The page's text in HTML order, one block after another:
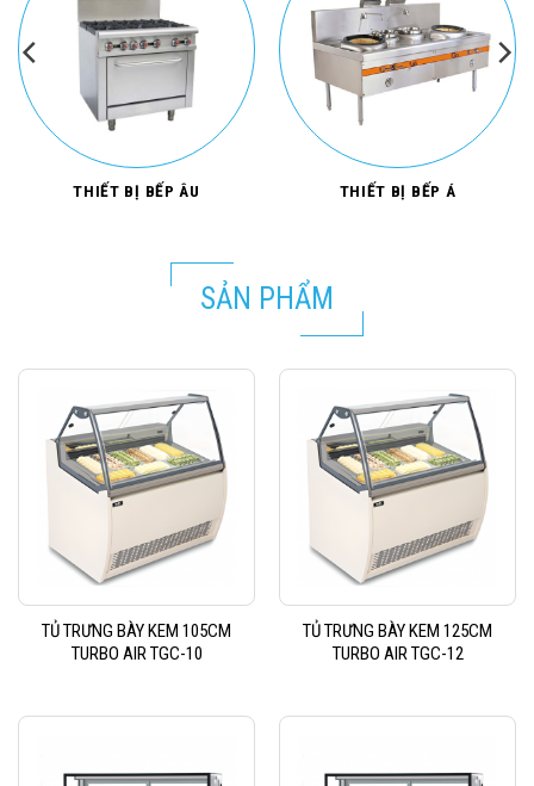
THIẾT BỊ BẾP ÂU THIẾT BỊ BẾP Á
SẢN PHẨM
TỦ TRƯNG BÀY KEM 105CM
TURBO AIR TGC-10
TỦ TRƯNG BÀY KEM 125CM
TURBO AIR TGC-12